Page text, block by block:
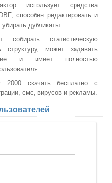
использует средства
способен редактировать и
дубликаты.
статистическую
структуру, может задавать
и имеет полностью
2000 скачать бесплатно с
смс, вирусов и рекламы.